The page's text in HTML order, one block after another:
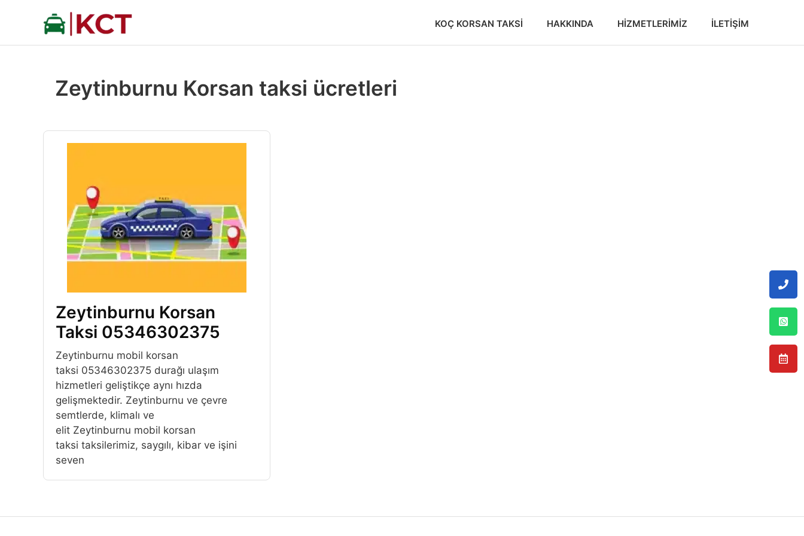
KOÇ KORSAN TAKSI HAKKINDA HIZMETLERIMIZ İLETIŞIM
Zeytinburnu Korsan taksi ücretleri
Zeytinburnu Korsan
Taksi 05346302375
Zeytinburnu mobil korsan
taksi 05346302375 durağı ulaşım
hizmetleri geliştikçe aynı hızda
gelişmektedir. Zeytinburnu ve çevre
semtlerde, klimalı ve
elit Zeytinburnu mobil korsan
taksi taksilerimiz, saygılı, kibar ve işini
seven